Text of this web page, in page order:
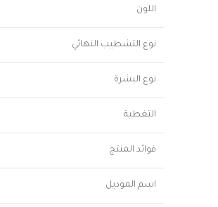
اللون
نوع التشطيب النهائي
نوع البشرة
التغطية
فوائد المنتج
اسم الموديل